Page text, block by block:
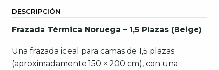
DESCRIPCIÓN
Frazada Térmica Noruega – 1,5 Plazas (Beige)
Una frazada ideal para camas de 1,5 plazas
(aproximadamente 150 × 200 cm), con una